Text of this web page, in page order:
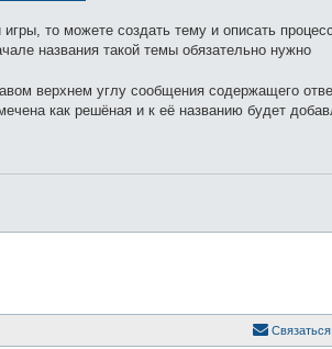
то можете создать тему и описать процесс
названия такой темы обязательно нужно
верхнем углу сообщения содержащего
как решёная и к её названию будет